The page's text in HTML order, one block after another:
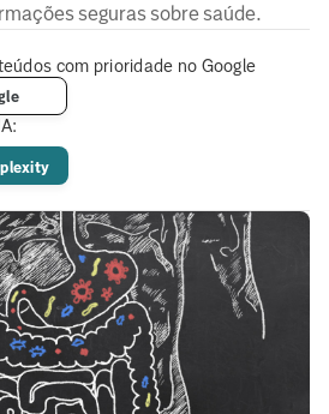
seguras sobre saúde.
com prioridade no Google